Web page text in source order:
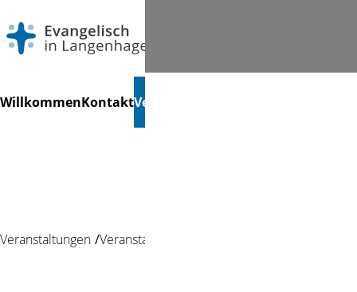
überspringen
WillkommenKontaktVeranstaltungen
Veranstaltungen Veranstaltung